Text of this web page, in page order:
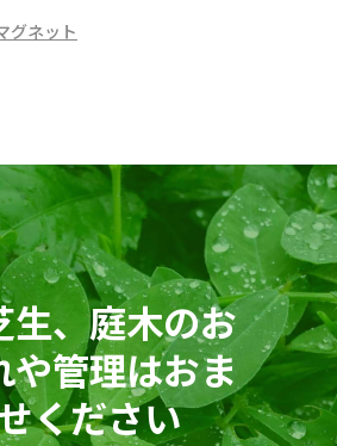
グネット
生、庭木のお
や管理はおま
ください